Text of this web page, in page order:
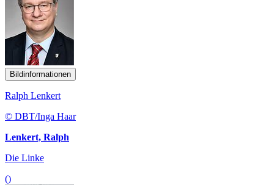
Bildinformationen
Ralph Lenkert
© DBT/Inga Haar
Lenkert, Ralph
Die Linke
()